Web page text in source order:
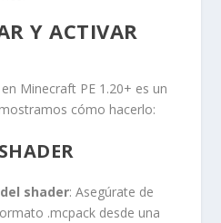
Y ACTIVAR
Minecraft PE 1.20+ es un
cómo hacerlo:
shader: Asegúrate de
.mcpack desde una